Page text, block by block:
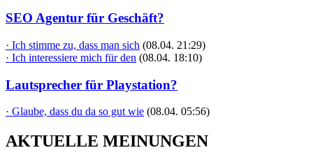
SEO Agentur für Geschäft?
· Ich stimme zu, dass man sich (08.04. 21:29)
· Ich interessiere mich für den (08.04. 18:10)
Lautsprecher für Playstation?
· Glaube, dass du da so gut wie (08.04. 05:56)
AKTUELLE MEINUNGEN